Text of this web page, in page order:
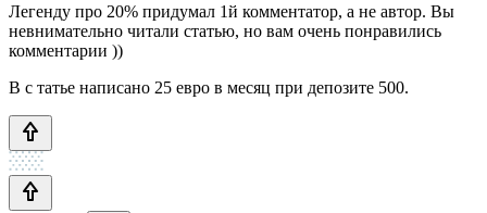
Легенду про 20% придумал 1й комментатор, а не автор. Вы
невнимательно читали статью, но вам очень понравились
комментарии ))
В с татье написано 25 евро в месяц при депозите 500.